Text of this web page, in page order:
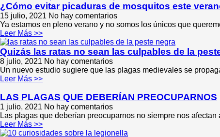
¿Cómo evitar picaduras de mosquitos este
15 julio, 2021 No hay comentarios
Ya estamos en pleno verano y no somos los únicos que
Leer Más >>
Quizás las ratas no sean las culpables de la
8 julio, 2021 No hay comentarios
Un nuevo estudio sugiere que las plagas medievales se
Leer Más >>
LAS PLAGAS QUE DEBERÍAN PREOCUPARNOS
1 julio, 2021 No hay comentarios
Las plagas que deberían preocuparnos no siempre nos
Leer Más >>